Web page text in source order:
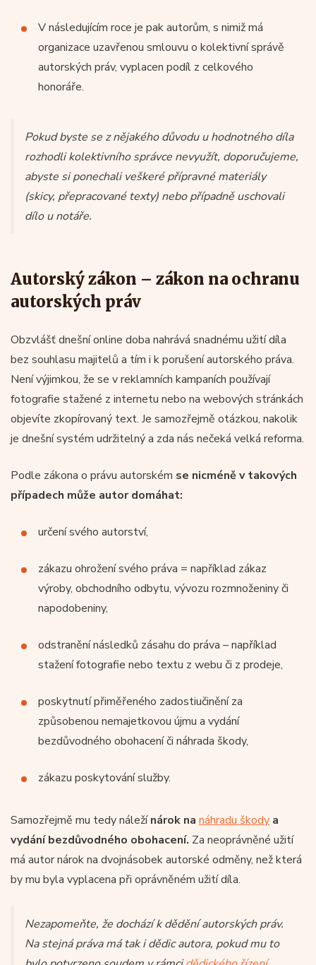
V následujícím roce je pak autorům, s nimiž má
organizace uzavřenou smlouvu o kolektivní správě
autorských práv, vyplacen podíl z celkového
honoráře.
Pokud byste se z nějakého důvodu u hodnotného díla
rozhodli kolektivního správce nevyužít, doporučujeme,
abyste si ponechali veškeré přípravné materiály
(skicy, přepracované texty) nebo případně uschovali
dílo u notáře.
Autorský zákon – zákon na ochranu
autorských práv
Obzvlášť dnešní online doba nahrává snadnému užití díla
bez souhlasu majitelů a tím i k porušení autorského práva.
Není výjimkou, že se v reklamních kampaních používají
fotografie stažené z internetu nebo na webových stránkách
objevíte zkopírovaný text. Je samozřejmě otázkou, nakolik
je dnešní systém udržitelný a zda nás nečeká velká reforma.
Podle zákona o právu autorském se nicméně v takových
případech může autor domáhat:
určení svého autorství,
zákazu ohrožení svého práva = například zákaz
výroby, obchodního odbytu, vývozu rozmnoženiny či
napodobeniny,
odstranění následků zásahu do práva – například
stažení fotografie nebo textu z webu či z prodeje,
poskytnutí přiměřeného zadostiučinění za
způsobenou nemajetkovou újmu a vydání
bezdůvodného obohacení či náhrada škody,
zákazu poskytování služby.
Samozřejmě mu tedy náležínárok na náhradu škody a
vydání bezdůvodného obohacení. Za neoprávněné užití
má autor nárok na dvojnásobek autorské odměny, než která
by mu byla vyplacena při oprávněném užití díla.
Nezapomeňte, že dochází k dědění autorských práv.
Na stejná práva má tak i dědic autora, pokud mu to